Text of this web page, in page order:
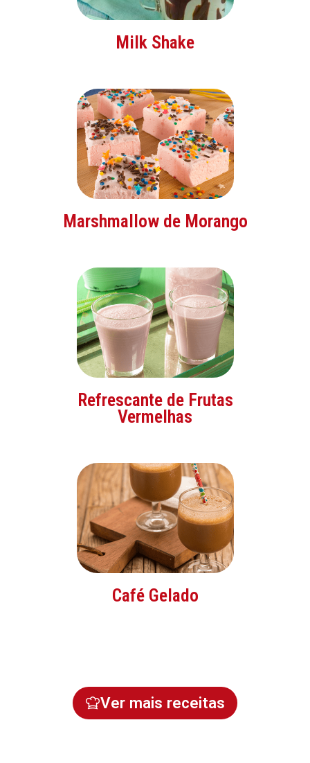
Milk Shake
Marshmallow de Morango
Refrescante de Frutas
Vermelhas
Café Gelado
Ver mais receitas